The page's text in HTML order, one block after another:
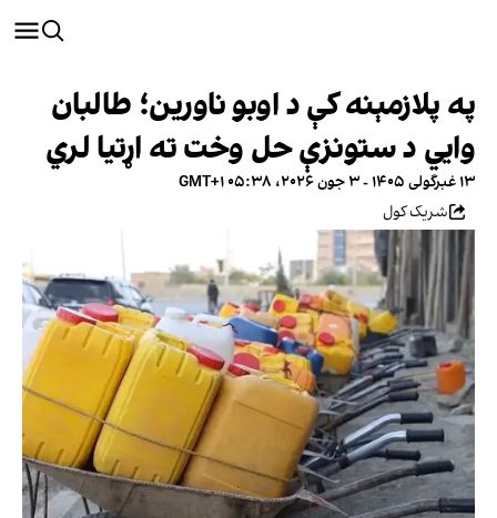
په پلازمېنه کې د اوبو ناورین؛ طالبان
وايي د ستونزې حل وخت ته اړتیا لري
۱۳ غبرگولی ۱۴۰۵ - ۳ جون ۲۰۲۶، ۰۵:۳۸ GMT+۱
شریک کول